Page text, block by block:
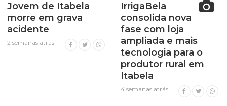
Jovem de Itabela
morre em grava
acidente
2 semanas atrás
IrrigaBela
consolida nova
fase com loja
ampliada e mais
tecnologia para o
produtor rural em
Itabela
4 semanas atrás